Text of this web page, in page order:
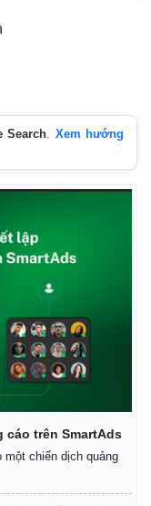
khoán
phê
Search. Xem hướng
trên SmartAds
chiến dịch quảng